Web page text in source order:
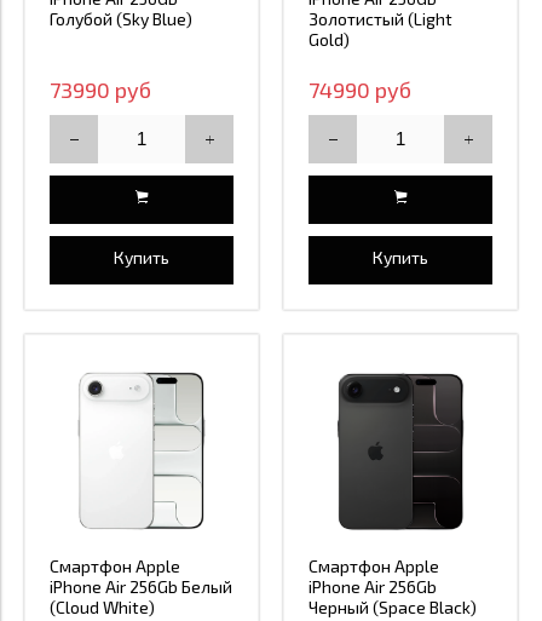
Применить Закрыть
Голубой (Sky Blue)
73990 руб
Купить
Золотистый (Light
Gold)
74990 руб
Купить
Смартфон Apple
iPhone Air 256Gb Белый
(Cloud White)
Смартфон Apple
iPhone Air 256Gb
Черный (Space Black)